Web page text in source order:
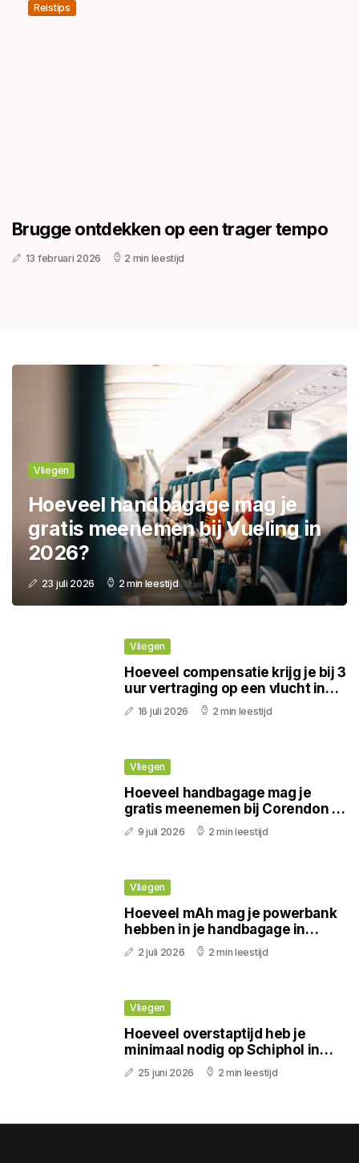
Reistips
Brugge ontdekken op een trager tempo
13 februari 2026 2 min leestijd
Vliegen
Hoeveel handbagage mag je
gratis meenemen bij Vueling in
2026?
23 juli 2026 2 min leestijd
Vliegen
Hoeveel compensatie krijg je bij 3
uur vertraging op een vlucht in
2026?
16 juli 2026 2 min leestijd
Vliegen
Hoeveel handbagage mag je
gratis meenemen bij Corendon in
2026?
9 juli 2026 2 min leestijd
Vliegen
Hoeveel mAh mag je powerbank
hebben in je handbagage in
2026?
2 juli 2026 2 min leestijd
Vliegen
Hoeveel overstaptijd heb je
minimaal nodig op Schiphol in
2026?
25 juni 2026 2 min leestijd